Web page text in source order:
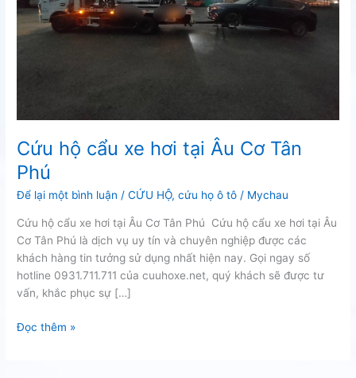
Cứu hộ cẩu xe hơi tại Âu Cơ Tân
Phú
Để lại một bình luận /CỨU HỘ,cứu họ ô tô / Mychau
Cứu hộ cẩu xe hơi tại Âu Cơ Tân Phú Cứu hộ cẩu xe hơi tại Âu
Cơ Tân Phú là dịch vụ uy tín và chuyên nghiệp được các
khách hàng tin tưởng sử dụng nhất hiện nay. Gọi ngay số
hotline 0931.711.711 của cuuhoxe.net, quý khách sẽ được tư
vấn, khắc phục sự […]
Cứu
Đọc thêm »